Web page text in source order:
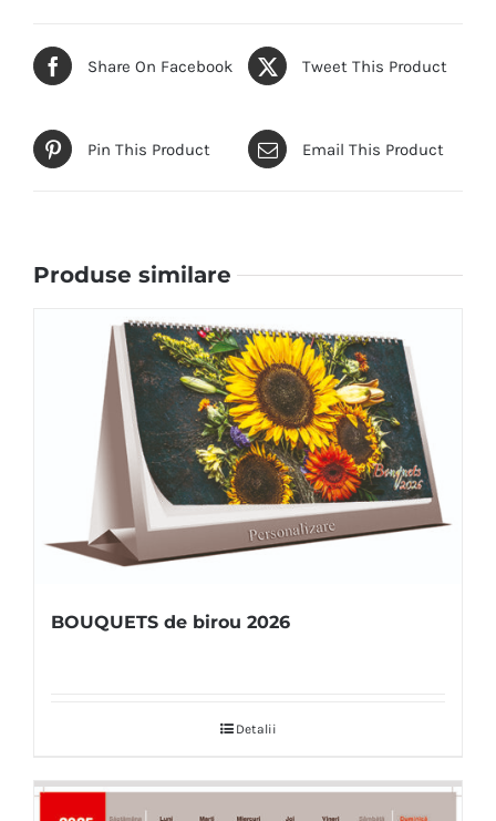
Share On Facebook Tweet This Product
Pin This Product Email This Product
Produse similare
BOUQUETS de birou 2026
Detalii